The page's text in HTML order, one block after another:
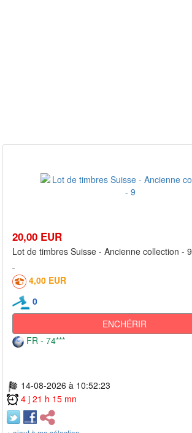
20,00 EUR
Lot de timbres Suisse - Ancienne collection - 9
4,00 EUR
0
ENCHÉRIR
FR - 74***
14-08-2026 à 10:52:23
4 j 21 h 15 mn